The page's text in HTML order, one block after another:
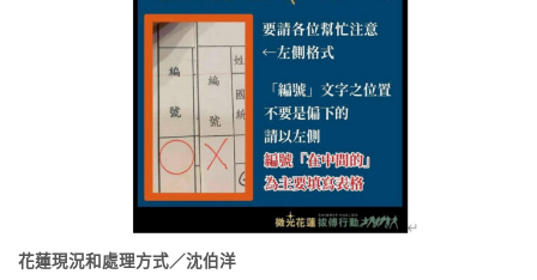
花蓮現況和處理方式／沈伯洋